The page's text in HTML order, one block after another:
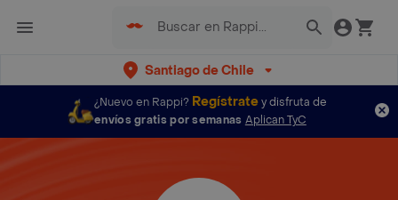
Santiago de Chile
¿Nuevo en Rappi? Regístratey disfruta de
envíos gratis por semanas Aplican TyC